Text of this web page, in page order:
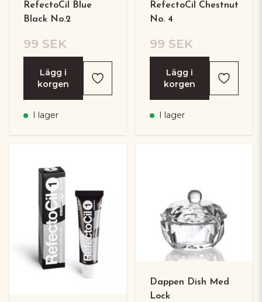
RefectoCil Blue
Black No.2
99 SEK
Lägg i
korgen
I lager
RefectoCil Chestnut
No. 4
99 SEK
Lägg i
korgen
I lager
Dappen Dish Med
Lock